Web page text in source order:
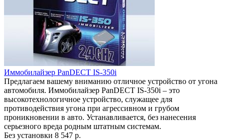
Иммобилайзер PanDECT IS-350i
Предлагаем вашему вниманию отличное устройство от угона
автомобиля. Иммобилайзер PanDECT IS-350i – это
высокотехнологичное устройство, служащее для
противодействия угона при агрессивном и грубом
проникновении в авто. Устанавливается, без нанесения
серьезного вреда родным штатным системам.
Без установки 8 547 р.